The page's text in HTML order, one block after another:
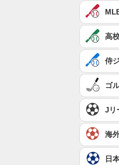
高
侍
ゴ
Jリ
海
日